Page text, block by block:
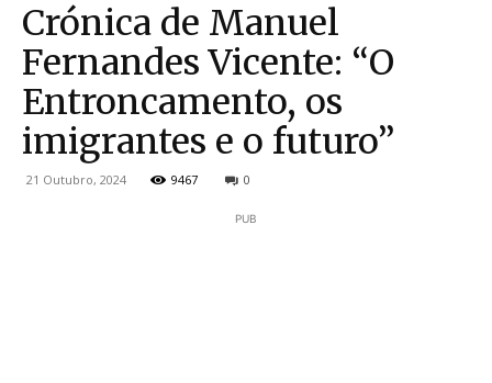
Crónica de Manuel
Fernandes Vicente: “O
Entroncamento, os
imigrantes e o futuro”
21 Outubro, 2024 9467 0
PUB